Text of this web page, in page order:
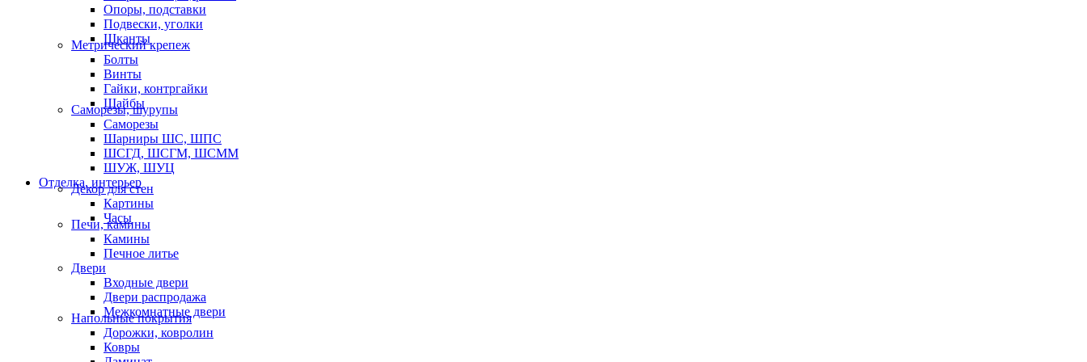
Опоры, подставки
Подвески, уголки
Шканты
Метрический крепеж
Болты
Винты
Гайки, контргайки
Шайбы
Саморезы, шурупы
Саморезы
Шарниры ШС, ШПС
ШСГД, ШСГМ, ШСММ
ШУЖ, ШУЦ
Отделка, интерьер
Декор для стен
Картины
Часы
Печи, камины
Камины
Печное литье
Двери
Входные двери
Двери распродажа
Межкомнатные двери
Напольные покрытия
Дорожки, ковролин
Ковры